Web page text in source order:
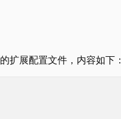
的扩展配置文件，内容如下：